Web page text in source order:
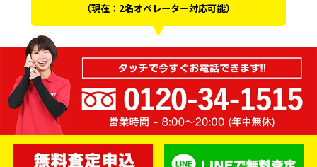
（現在：2名オペレーター対応可能）